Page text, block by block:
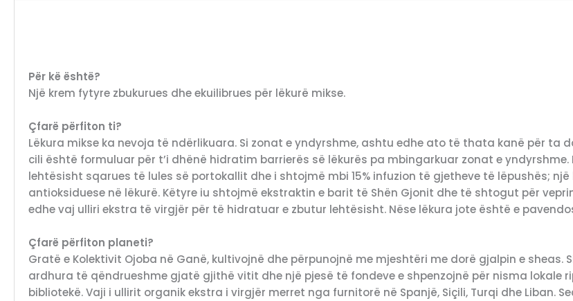
Për kë është?
Një krem fytyre zbukurues dhe ekuilibrues për lëkurë mikse.
Çfarë përfiton ti?
Lëkura mikse ka nevoja të ndërlikuara. Si zonat e yndyrshme, ashtu edhe ato të thata kanë për
cili është formuluar për t’i dhënë hidratim barrierës së lëkurës pa mbingarkuar zonat e
lehtësisht sqarues të lules së portokallit dhe i shtojmë mbi 15% infuzion të gjetheve të lëpushës;
antioksiduese në lëkurë. Këtyre iu shtojmë ekstraktin e barit të Shën Gjonit dhe të shtogut për
edhe vaj ulliri ekstra të virgjër për të hidratuar e zbutur lehtësisht. Nëse lëkura jote është e
Çfarë përfiton planeti?
Gratë e Kolektivit Ojoba në Ganë, kultivojnë dhe përpunojnë me mjeshtëri me dorë gjalpin e
ardhura të qëndrueshme gjatë gjithë vitit dhe një pjesë të fondeve e shpenzojnë për nisma lokale
bibliotekë. Vaji i ullirit organik ekstra i virgjër merret nga furnitorë në Spanjë, Siçili, Turqi dhe Liban.